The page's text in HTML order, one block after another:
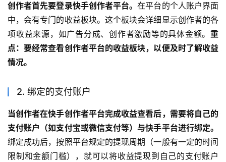
创作者首先要登录快手创作者平台。在平台的个人账户界面
中，会有专门的收益板块。这个板块会详细显示创作者的各
项收益来源，如广告分成、创作者激励等的具体金额。 重
点：要经常查看创作者平台的收益板块，以便及时了解收益
情况。
2. 绑定的支付账户
当创作者在快手创作者平台完成收益查看后，需要将自己的
支付账户（如支付宝或微信支付等）与快手平台进行绑定。
绑定成功后，按照平台规定的提现周期（一般有一定的时间
限制和金额门槛），就可以将收益提现到自己的支付账户